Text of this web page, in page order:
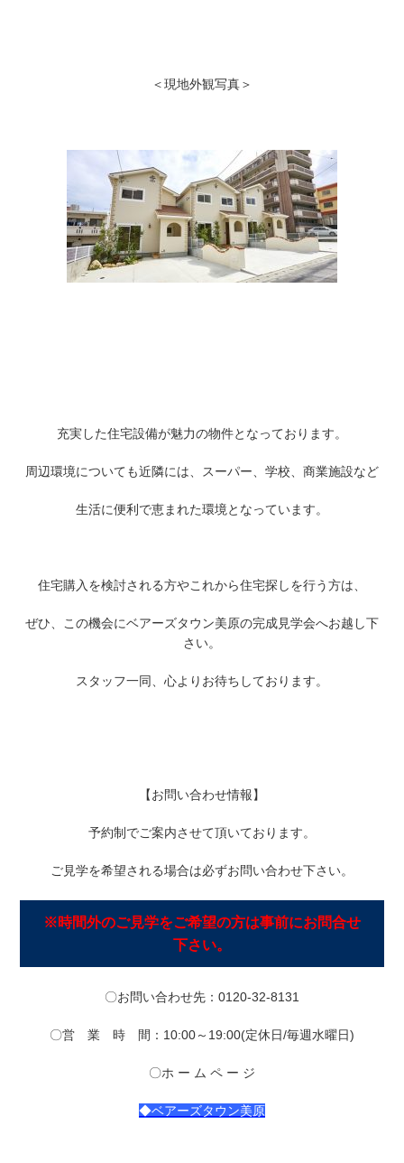
＜現地外観写真＞
充実した住宅設備が魅力の物件となっております。
周辺環境についても近隣には、スーパー、学校、商業施設など
生活に便利で恵まれた環境となっています。
住宅購入を検討される方やこれから住宅探しを行う方は、
ぜひ、この機会にベアーズタウン美原の完成見学会へお越し下
さい。
スタッフ一同、心よりお待ちしております。
【お問い合わせ情報】
予約制でご案内させて頂いております。
ご見学を希望される場合は必ずお問い合わせ下さい。
※時間外のご見学をご希望の方は事前にお問合せ
下さい。
〇お問い合わせ先：0120-32-8131
〇営 業 時 間：10:00～19:00(定休日/毎週水曜日)
〇ホ ー ム ペ ー ジ
◆ベアーズタウン美原